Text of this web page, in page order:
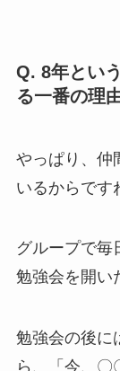
Q. 8年とい
る一番の理
やっぱり、仲
いるからです
グループで毎
勉強会を開い
勉強会の後に
ら、「今、〇